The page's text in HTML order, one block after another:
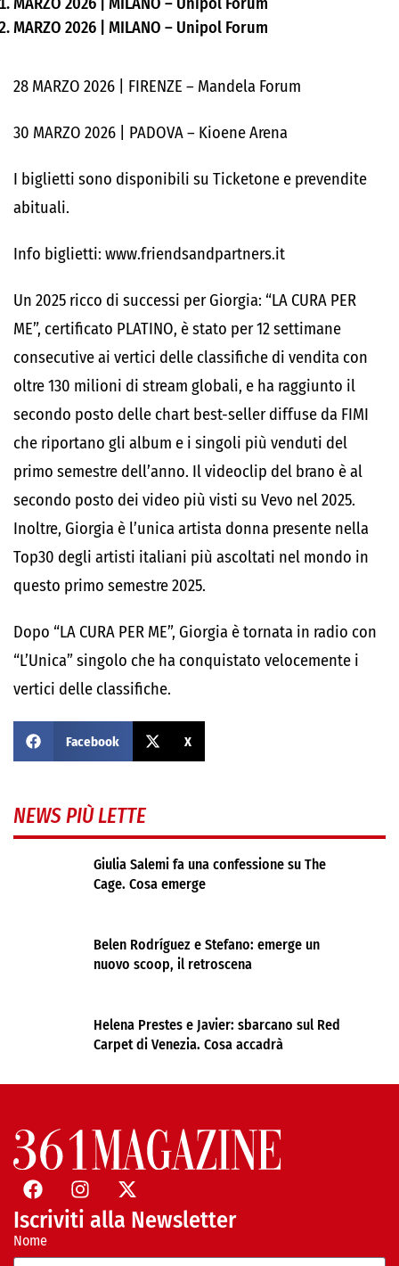
MARZO 2026 | MILANO – Unipol Forum
28 MARZO 2026 | FIRENZE – Mandela Forum
30 MARZO 2026 | PADOVA – Kioene Arena
I biglietti sono disponibili su Ticketone e prevendite
abituali.
Info biglietti: www.friendsandpartners.it
Un 2025 ricco di successi per Giorgia: “LA CURA PER
ME”, certificato PLATINO, è stato per 12 settimane
consecutive ai vertici delle classifiche di vendita con
oltre 130 milioni di stream globali, e ha raggiunto il
secondo posto delle chart best-seller diffuse da FIMI
che riportano gli album e i singoli più venduti del
primo semestre dell’anno. Il videoclip del brano è al
secondo posto dei video più visti su Vevo nel 2025.
Inoltre, Giorgia è l’unica artista donna presente nella
Top30 degli artisti italiani più ascoltati nel mondo in
questo primo semestre 2025.
Dopo “LA CURA PER ME”, Giorgia è tornata in radio con
“L’Unica” singolo che ha conquistato velocemente i
vertici delle classifiche.
Facebook X
NEWS PIÙ LETTE
Giulia Salemi fa una confessione su The
Cage. Cosa emerge
Belen Rodríguez e Stefano: emerge un
nuovo scoop, il retroscena
Helena Prestes e Javier: sbarcano sul Red
Carpet di Venezia. Cosa accadrà
Iscriviti alla Newsletter
Nome